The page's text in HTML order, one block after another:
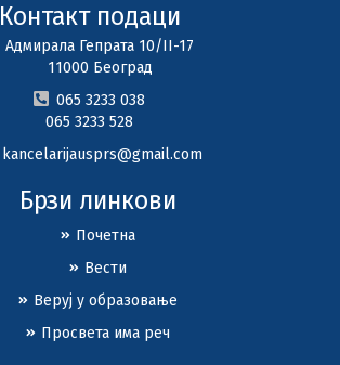
Контакт подаци
Адмирала Гепрата 10/II-17
11000 Београд
065 3233 038
065 3233 528
kancelarijausprs@gmail.com
Брзи линкови
Почетна
Вести
Веруј у образовање
Просвета има реч